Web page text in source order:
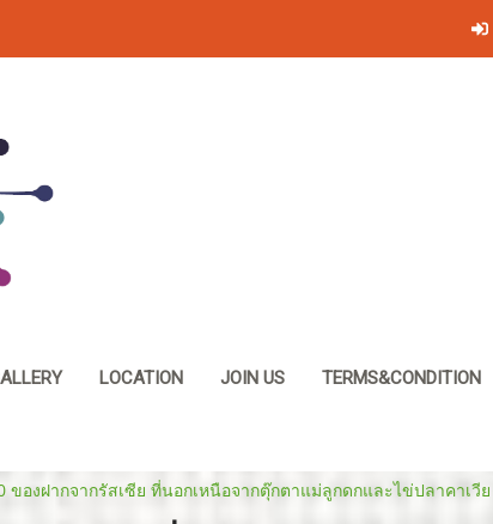
LOCATION JOIN US TERMS&CONDITION
ของฝากจากรัสเซีย ที่นอกเหนือจากตุ๊กตาแม่ลูกดกและไข่ปลาคาเวีย